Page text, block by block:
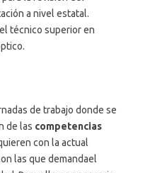
a nivel estatal.
técnico superior en
de trabajo donde se
de las competencias
con la actual
las que demandael